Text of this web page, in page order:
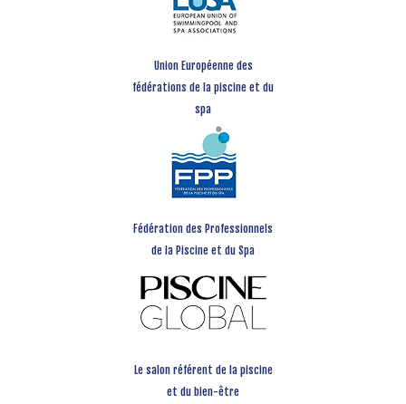
Union Européenne des
fédérations de la piscine et du
spa
Fédération des Professionnels
de la Piscine et du Spa
Le salon référent de la piscine
et du bien-être